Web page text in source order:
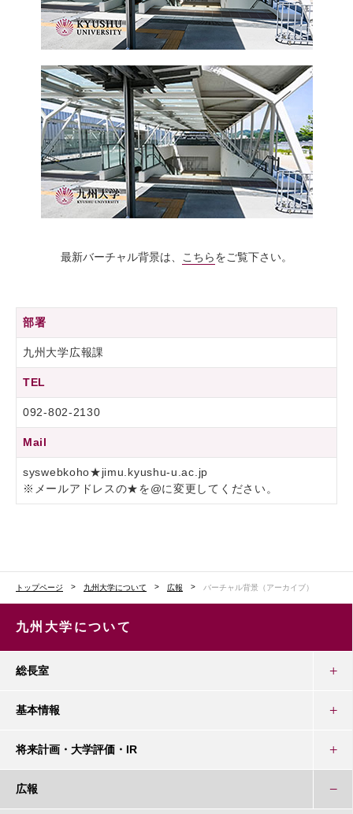
最新バーチャル背景は、 こちらをご覧下さい。
部署
九州大学広報課
TEL
092-802-2130
Mail
syswebkoho★jimu.kyushu-u.ac.jp
※メールアドレスの★を@に変更してください。
トップページ 九州大学について 広報 バーチャル背景（アーカイブ）
九州大学について
総長室
基本情報
将来計画・大学評価・IR
広報